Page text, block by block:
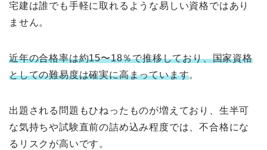
宅建は誰でも手軽に取れるような易しい資格ではあり
ません。
近年の合格率は約15〜18％で推移しており、国家資格
としての難易度は確実に高まっています。
出題される問題もひねったものが増えており、生半可
な気持ちや試験直前の詰め込み程度では、不合格にな
るリスクが高いです。